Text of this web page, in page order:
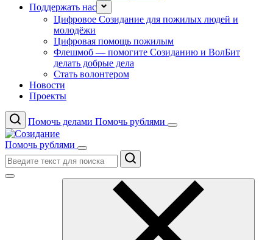
Поддержать нас
Цифровое Созидание для пожилых людей и
молодёжи
Цифровая помощь пожилым
Флешмоб — помогите Созиданию и ВолБит
делать добрые дела
Стать волонтером
Новости
Проекты
Помочь делами Помочь рублями
Помочь рублями
Поиск